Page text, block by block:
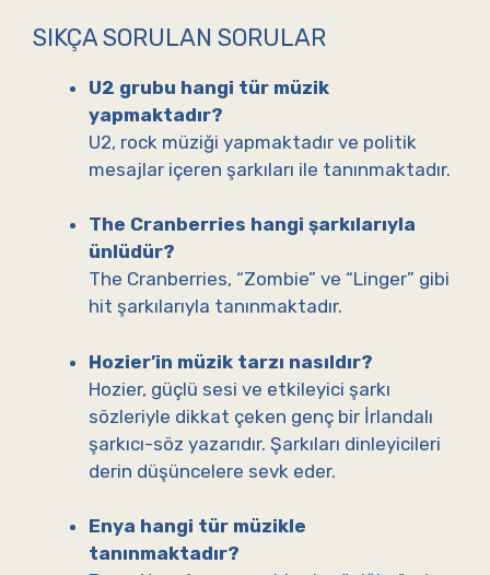
SIKÇA SORULAN SORULAR
U2 grubu hangi tür müzik
yapmaktadır?
U2, rock müziği yapmaktadır ve politik
mesajlar içeren şarkıları ile tanınmaktadır.
The Cranberries hangi şarkılarıyla
ünlüdür?
The Cranberries, “Zombie” ve “Linger” gibi
hit şarkılarıyla tanınmaktadır.
Hozier’in müzik tarzı nasıldır?
Hozier, güçlü sesi ve etkileyici şarkı
sözleriyle dikkat çeken genç bir İrlandalı
şarkıcı-söz yazarıdır. Şarkıları dinleyicileri
derin düşüncelere sevk eder.
Enya hangi tür müzikle
tanınmaktadır?